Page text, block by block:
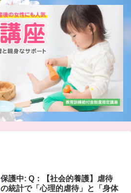
保護中: Q：【社会的養護】虐待
の統計で「心理的虐待」と「身体